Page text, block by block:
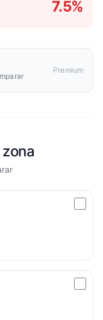
7.5%
Premium